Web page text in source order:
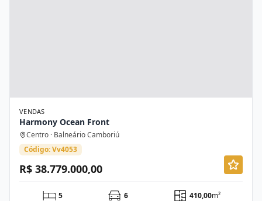
VENDAS
Harmony Ocean Front
Centro · Balneário Camboriú
Código: Vv4053
R$ 38.779.000,00
5 6 410,00m²